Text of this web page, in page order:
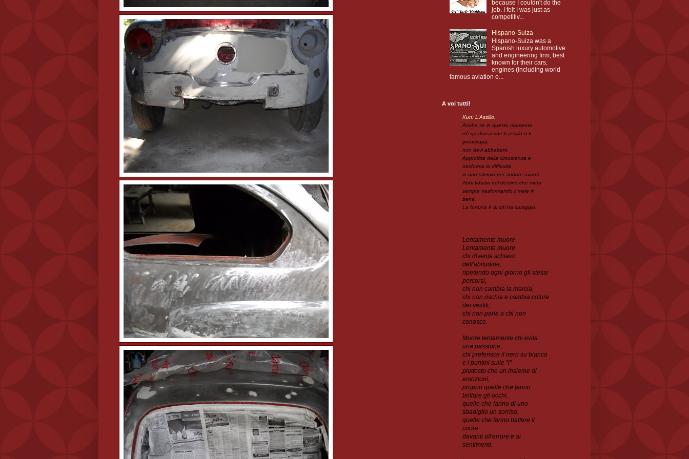
because I couldn't do the
job. I felt I was just as
competitiv...
Hispano-Suiza
Hispano-Suiza was a
Spanish luxury automotive
and engineering firm, best
known for their cars,
engines (including world
famous aviation e...
A voi tutti!
Kun: L'Assillo,
Anche se in questo momento
c'è qualcosa che ti assilla o ti
preoccupa,
non devi abbatterti.
Approfitta della circostanza e
trasforma la difficoltà
in uno stimolo per andare avanti.
Abbi fiducia nel destino che muta
sempre trasformando il male in
bene.
La fortuna è di chi ha coraggio.
Lentamente muore
Lentamente muore
chi diventa schiavo
dell'abitudine,
ripetendo ogni giorno gli stessi
percorsi,
chi non cambia la marcia,
chi non rischia e cambia colore
dei vestiti,
chi non parla a chi non
conosce.
Muore lentamente chi evita
una passione,
chi preferisce il nero su bianco
e i puntini sulle "i"
piuttosto che un insieme di
emozioni,
proprio quelle che fanno
brillare gli occhi,
quelle che fanno di uno
sbadiglio un sorriso,
quelle che fanno battere il
cuore
davanti all'errore e ai
sentimenti.